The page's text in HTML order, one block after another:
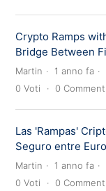
Crypto Ramps
Bridge Between
Martin 1 anno fa
0 Voti 0 Commenti
Las 'Rampas'
Seguro entre
Martin 1 anno fa
0 Voti 0 Commenti